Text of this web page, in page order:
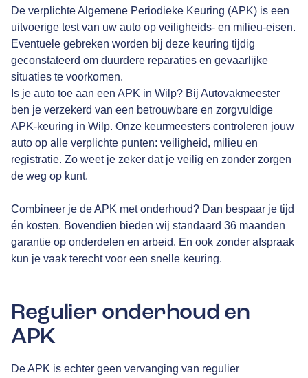
De verplichte Algemene Periodieke Keuring (APK) is een
uitvoerige test van uw auto op veiligheids- en milieu-eisen.
Eventuele gebreken worden bij deze keuring tijdig
geconstateerd om duurdere reparaties en gevaarlijke
situaties te voorkomen.
Is je auto toe aan een APK in Wilp? Bij Autovakmeester
ben je verzekerd van een betrouwbare en zorgvuldige
APK-keuring in Wilp. Onze keurmeesters controleren jouw
auto op alle verplichte punten: veiligheid, milieu en
registratie. Zo weet je zeker dat je veilig en zonder zorgen
de weg op kunt.
Combineer je de APK met onderhoud? Dan bespaar je tijd
én kosten. Bovendien bieden wij standaard 36 maanden
garantie op onderdelen en arbeid. En ook zonder afspraak
kun je vaak terecht voor een snelle keuring.
Regulier onderhoud en
APK
De APK is echter geen vervanging van regulier